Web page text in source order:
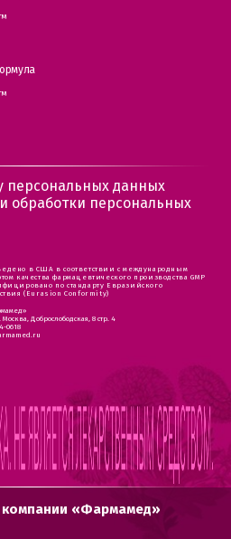
персональных данных
обработки персональных
в США в соответствии с международным
качества фармацевтического производства GMP
по стандарту Евразийского
(Eurasion Conformity)
Москва, Доброслободская, 8 стр. 4
0618
компании «Фармамед»